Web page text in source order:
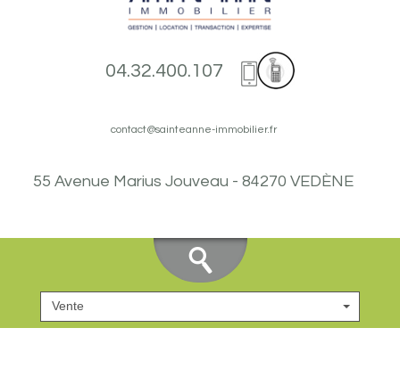
04.32.400.107
contact@sainteanne-immobilier.fr
55 Avenue Marius Jouveau - 84270 VEDÈNE
Vente